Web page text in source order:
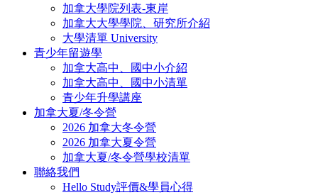
加拿大學院列表-東岸
加拿大大學學院、研究所介紹
大學清單 University
青少年留遊學
加拿大高中、國中小介紹
加拿大高中、國中小清單
青少年升學講座
加拿大夏/冬令營
2026 加拿大冬令營
2026 加拿大夏令營
加拿大夏/冬令營學校清單
聯絡我們
Hello Study評價&學員心得